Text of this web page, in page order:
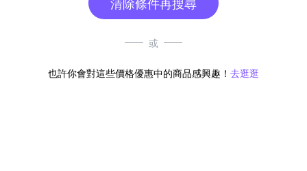
或
也許你會對這些價格優惠中的商品感興趣！ 去逛逛